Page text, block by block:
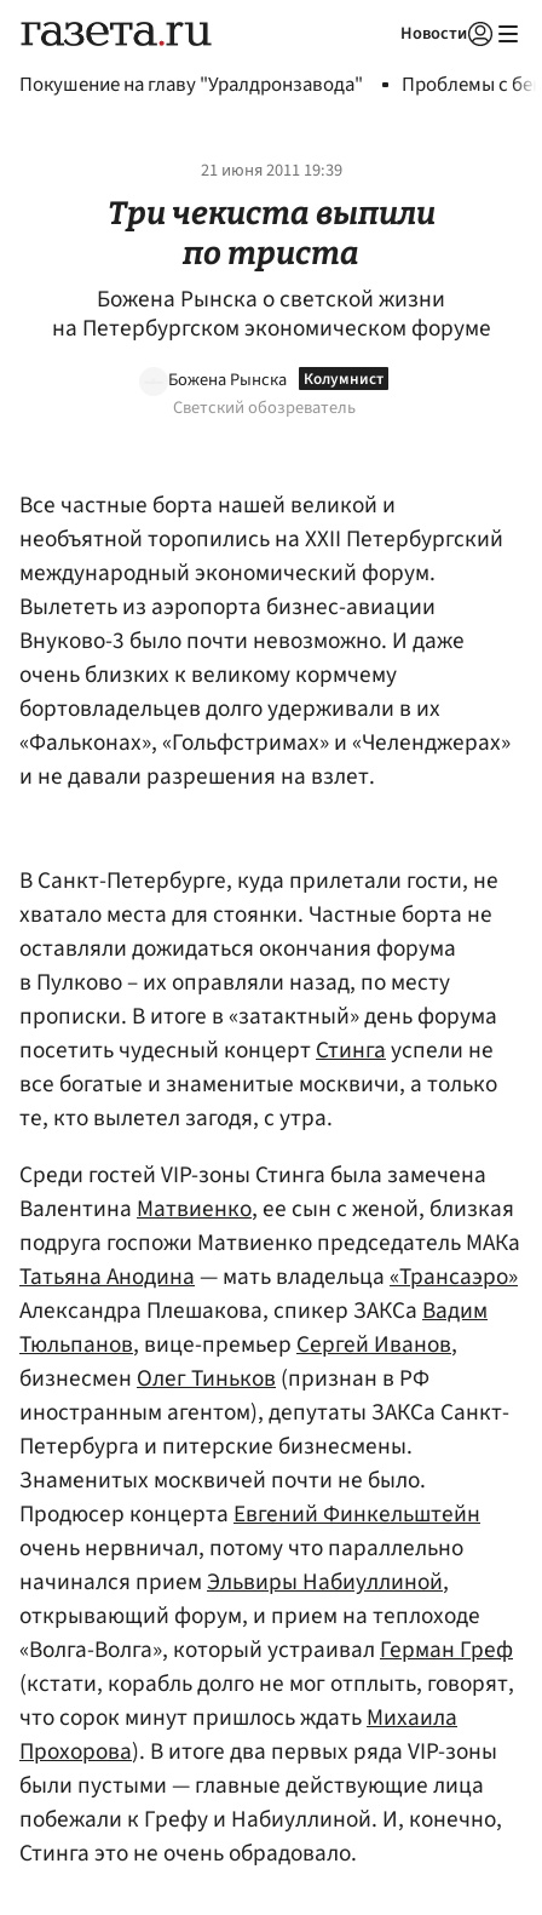
Новости
Покушение на главу "Уралдронзавода" Проблемы с
21 июня 2011 19:39
Три чекиста выпили
по триста
Божена Рынска о светской жизни
на Петербургском экономическом форуме
Божена Рынска
Светский обозреватель
Все частные борта нашей великой и
необъятной торопились на XXII Петербургский
международный экономический форум.
Вылететь из аэропорта бизнес-авиации
Внуково-3 было почти невозможно. И даже
очень близких к великому кормчему
бортовладельцев долго удерживали в их
«Фальконах», «Гольфстримах» и «Челенджерах»
и не давали разрешения на взлет.
В Санкт-Петербурге, куда прилетали гости, не
хватало места для стоянки. Частные борта не
оставляли дожидаться окончания форума
в Пулково – их оправляли назад, по месту
прописки. В итоге в «затактный» день форума
посетить чудесный концертСтингауспели не
все богатые и знаменитые москвичи, а только
те, кто вылетел загодя, с утра.
Среди гостей VIP-зоны Стинга была замечена
ВалентинаМатвиенко, ее сын с женой, близкая
подруга госпожи Матвиенко председатель МАКа
Татьяна Анодина— мать владельца«Трансаэро»
Александра Плешакова, спикер ЗАКСаВадим
Тюльпанов, вице-премьерСергей Иванов,
бизнесменОлег Тиньков(признан в РФ
иностранным агентом), депутаты ЗАКСа Санкт-
Петербурга и питерские бизнесмены.
Знаменитых москвичей почти не было.
Продюсер концертаЕвгений Финкельштейн
очень нервничал, потому что параллельно
начинался приемЭльвиры Набиуллиной,
открывающий форум, и прием на теплоходе
«Волга-Волга», который устраивалГерман Греф
(кстати, корабль долго не мог отплыть, говорят,
что сорок минут пришлось ждатьМихаила
Прохорова). В итоге два первых ряда VIP-зоны
были пустыми — главные действующие лица
побежали к Грефу и Набиуллиной. И, конечно,
Стинга это не очень обрадовало.